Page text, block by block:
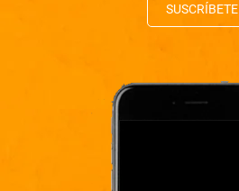
SUSCRÍBETE